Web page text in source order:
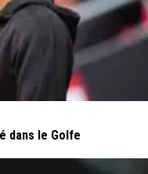
dans le Golfe